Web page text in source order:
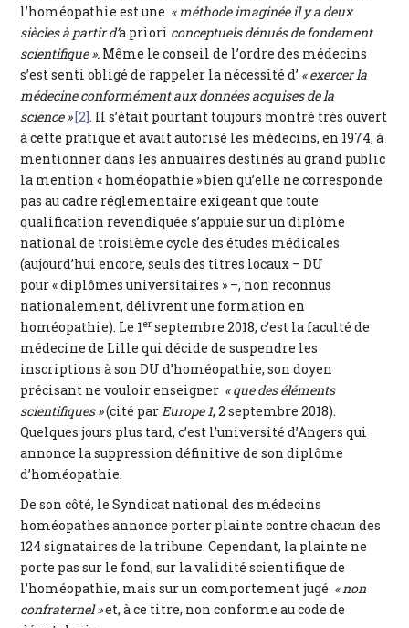
l’homéopathie est une « méthode imaginée il y a deux
siècles à partir d’a priori conceptuels dénués de fondement
scientifique ». Même le conseil de l’ordre des médecins
s’est senti obligé de rappeler la nécessité d’ « exercer la
médecine conformément aux données acquises de la
science »[2]. Il s’était pourtant toujours montré très ouvert
à cette pratique et avait autorisé les médecins, en 1974, à
mentionner dans les annuaires destinés au grand public
la mention « homéopathie » bien qu’elle ne corresponde
pas au cadre réglementaire exigeant que toute
qualification revendiquée s’appuie sur un diplôme
national de troisième cycle des études médicales
(aujourd’hui encore, seuls des titres locaux – DU
pour « diplômes universitaires » –, non reconnus
nationalement, délivrent une formation en
homéopathie). Le 1 er septembre 2018, c’est la faculté de
médecine de Lille qui décide de suspendre les
inscriptions à son DU d’homéopathie, son doyen
précisant ne vouloir enseigner « que des éléments
scientifiques »(cité par Europe 1, 2 septembre 2018).
Quelques jours plus tard, c’est l’université d’Angers qui
annonce la suppression définitive de son diplôme
d’homéopathie.
De son côté, le Syndicat national des médecins
homéopathes annonce porter plainte contre chacun des
124 signataires de la tribune. Cependant, la plainte ne
porte pas sur le fond, sur la validité scientifique de
l’homéopathie, mais sur un comportement jugé « non
confraternel »et, à ce titre, non conforme au code de